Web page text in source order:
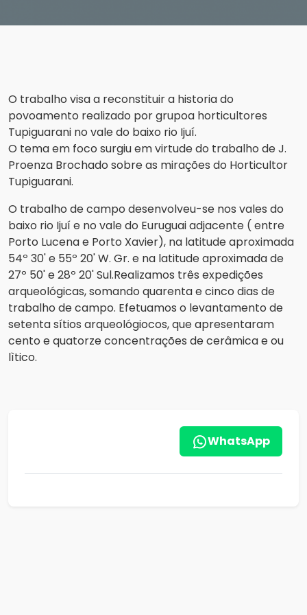
O trabalho visa a reconstituir a historia do
povoamento realizado por grupoa horticultores
Tupiguarani no vale do baixo rio Ijuí.
O tema em foco surgiu em virtude do trabalho de J.
Proenza Brochado sobre as mirações do Horticultor
Tupiguarani.
O trabalho de campo desenvolveu-se nos vales do
baixo rio Ijuí e no vale do Euruguai adjacente ( entre
Porto Lucena e Porto Xavier), na latitude aproximada
54º 30' e 55º 20' W. Gr. e na latitude aproximada de
27º 50' e 28º 20' Sul.Realizamos três expedições
arqueológicas, somando quarenta e cinco dias de
trabalho de campo. Efetuamos o levantamento de
setenta sítios arqueológiocos, que apresentaram
cento e quatorze concentrações de cerâmica e ou
lìtico.
WhatsApp